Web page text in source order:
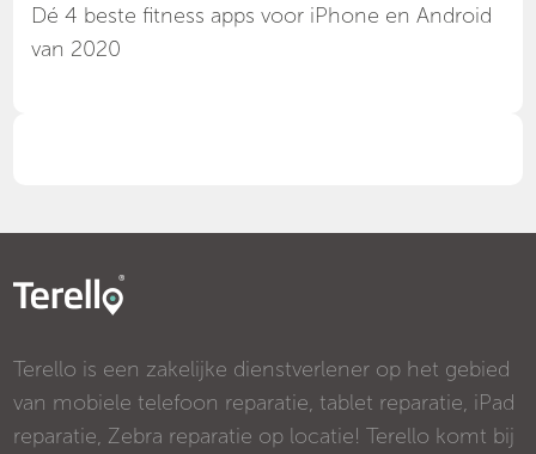
Dé 4 beste fitness apps voor iPhone en Android
van 2020
Terello is een zakelijke dienstverlener op het gebied
van mobiele telefoon reparatie, tablet reparatie, iPad
reparatie, Zebra reparatie op locatie! Terello komt bij